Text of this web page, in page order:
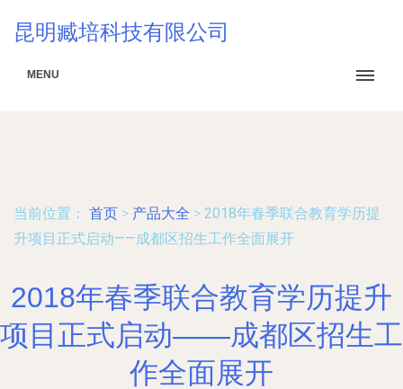
昆明臧培科技有限公司
MENU
当前位置： 首页 > 产品大全 > 2018年春季联合教育学历提
升项目正式启动——成都区招生工作全面展开
2018年春季联合教育学历提升
项目正式启动——成都区招生工
作全面展开